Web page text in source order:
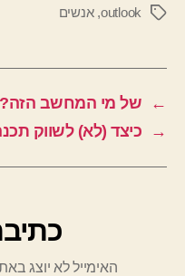
תגיותoutlook
,אנשים
←
של מי המחשב הזה?
→
כיצד (לא) לשווק
האימייל לא יוצג